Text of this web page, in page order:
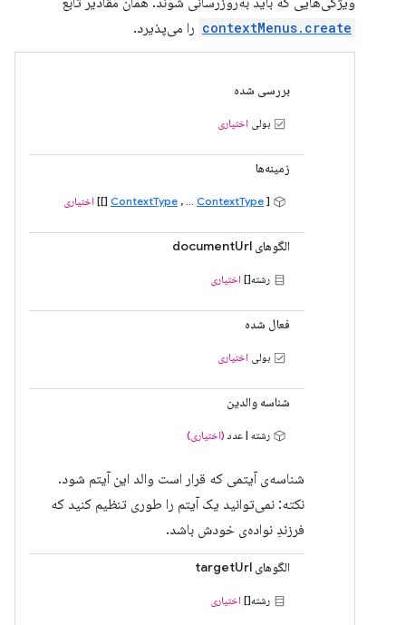
contextMenus.create را می‌پذیرد.
بررسی شده
بولی اختیاری
زمینه‌ها
[
ContextType , ... ContextType
[]] اختیاری
الگوهای documentUrl
رشته[] اختیاری
فعال شده
بولی اختیاری
شناسه والدین
رشته | عدد (اختیاری)
شناسه‌ی آیتمی که قرار است والد این آیتم شود.
نکته: نمی‌توانید یک آیتم را طوری تنظیم کنید که
فرزندِ نواده‌ی خودش باشد.
الگوهای targetUrl
رشته[] اختیاری